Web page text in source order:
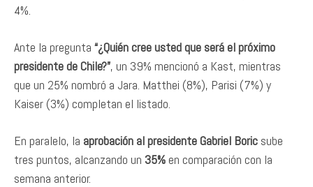
4%.
Ante la pregunta “¿Quién cree usted que será el próximo
presidente de Chile?”, un 39% mencionó a Kast, mientras
que un 25% nombró a Jara. Matthei (8%), Parisi (7%) y
Kaiser (3%) completan el listado.
En paralelo, la aprobación al presidente Gabriel Boric sube
tres puntos, alcanzando un 35%en comparación con la
semana anterior.